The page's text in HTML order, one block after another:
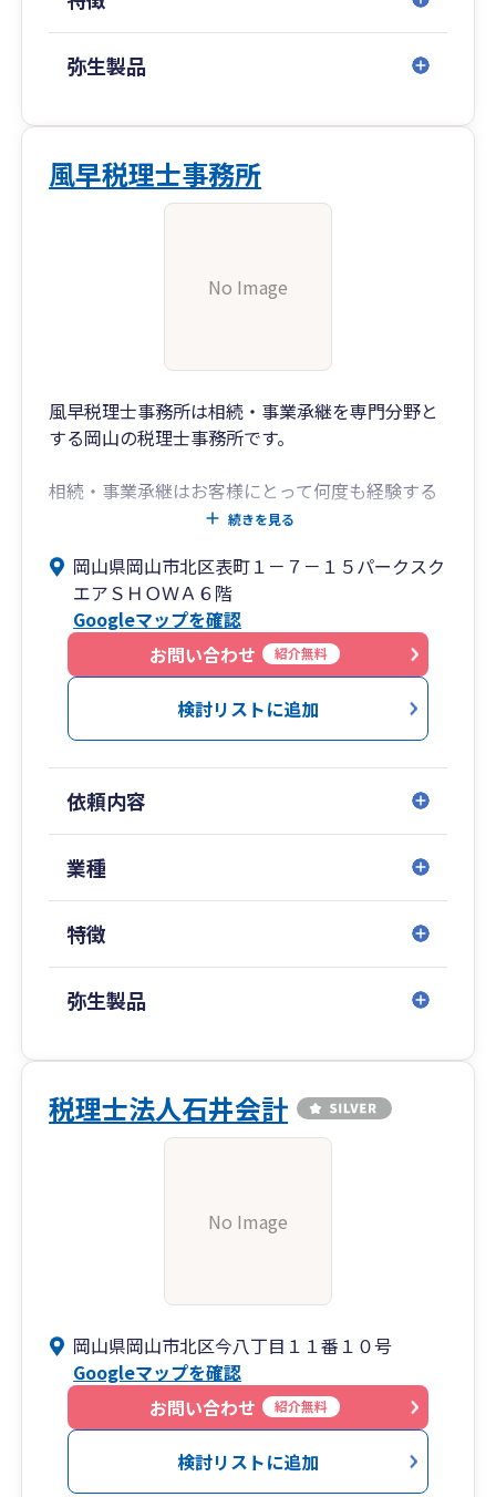
弥生製品
風早税理士事務所
No Image
風早税理士事務所は相続・事業承継を専門分野と
する岡山の税理士事務所です。
相続・事業承継はお客様にとって何度も経験する
ことではありません。お客様の立場で、わかりや
対して解決のサポートをしたいと考えています。
お客様の想いを形にし、円満な相続・事業承継を
目指して、親切・丁寧なサービスの提供をお約束
します。
続きを見る
岡山県岡山市北区表町１－７－１５パークスク
エアＳＨＯＷＡ６階
Googleマップを確認
お問い合わせ
紹介無料
検討リストに追加
依頼内容
業種
特徴
弥生製品
税理士法人石井会計
No Image
岡山県岡山市北区今八丁目１１番１０号
Googleマップを確認
お問い合わせ
紹介無料
検討リストに追加